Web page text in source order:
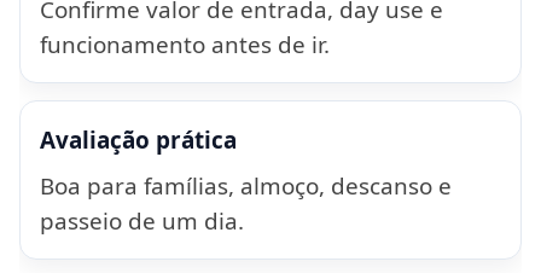
Confirme valor de entrada, day use e
funcionamento antes de ir.
Avaliação prática
Boa para famílias, almoço, descanso e
passeio de um dia.